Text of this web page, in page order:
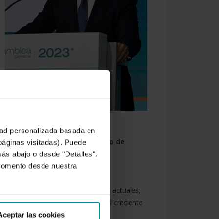
personalizada basada en
visitadas). Puede
abajo o desde "Detalles".
desde nuestra
las cookies
las necesidades. Es el momento de
visión alejada de coyunturas
plazo, a la altura de los retos actuales,
una demanda de alimentos creciente